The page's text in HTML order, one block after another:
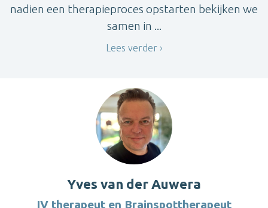
nadien een therapieproces opstarten bekijken we
samen in ...
Lees verder
Yves van der Auwera
IV therapeut en Brainspottherapeut